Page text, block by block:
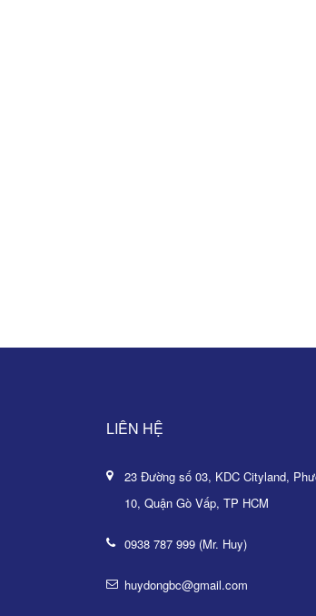
LIÊN HỆ
23 Đường số 03, KDC Cityland,
10, Quận Gò Vấp, TP HCM
0938 787 999 (Mr. Huy)
huydongbc@gmail.com